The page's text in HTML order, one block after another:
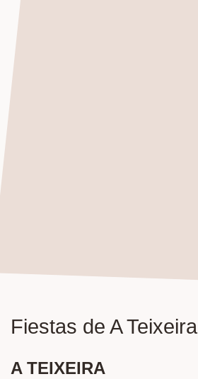
Fiestas de A Teixeira
A TEIXEIRA